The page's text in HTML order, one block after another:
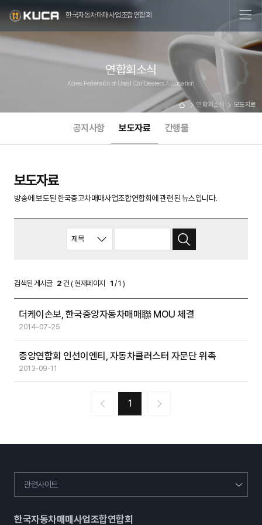
한국자동차매매사업조합연합회
연합회소식
Korea Federaion of Used Car Dealers Association
연합회소식 보도자료
공지사항 보도자료 간행물
보도자료
방송에 보도된 한국중고차매매사업조합연합회에 관련된 뉴스입니다.
검색된 게시글 2 건 ( 현재페이지 1 / 1 )
더케이손보, 한국중앙자동차매매聯 MOU 체결
2014-07-25
중앙연합회 인선이엔티, 자동차클러스터 자문단 위촉
2013-09-11
1
관련사이트
한국자동차매매사업조합연합회